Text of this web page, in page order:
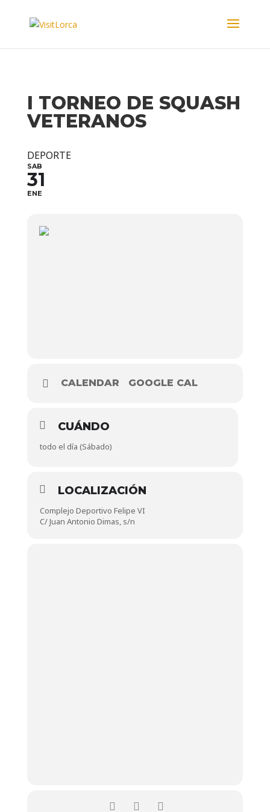
I TORNEO DE SQUASH
VETERANOS
DEPORTE
SAB
31
ENE
CALENDAR GOOGLE CAL
CUÁNDO
todo el día (Sábado)
LOCALIZACIÓN
Complejo Deportivo Felipe VI
C/ Juan Antonio Dimas, s/n